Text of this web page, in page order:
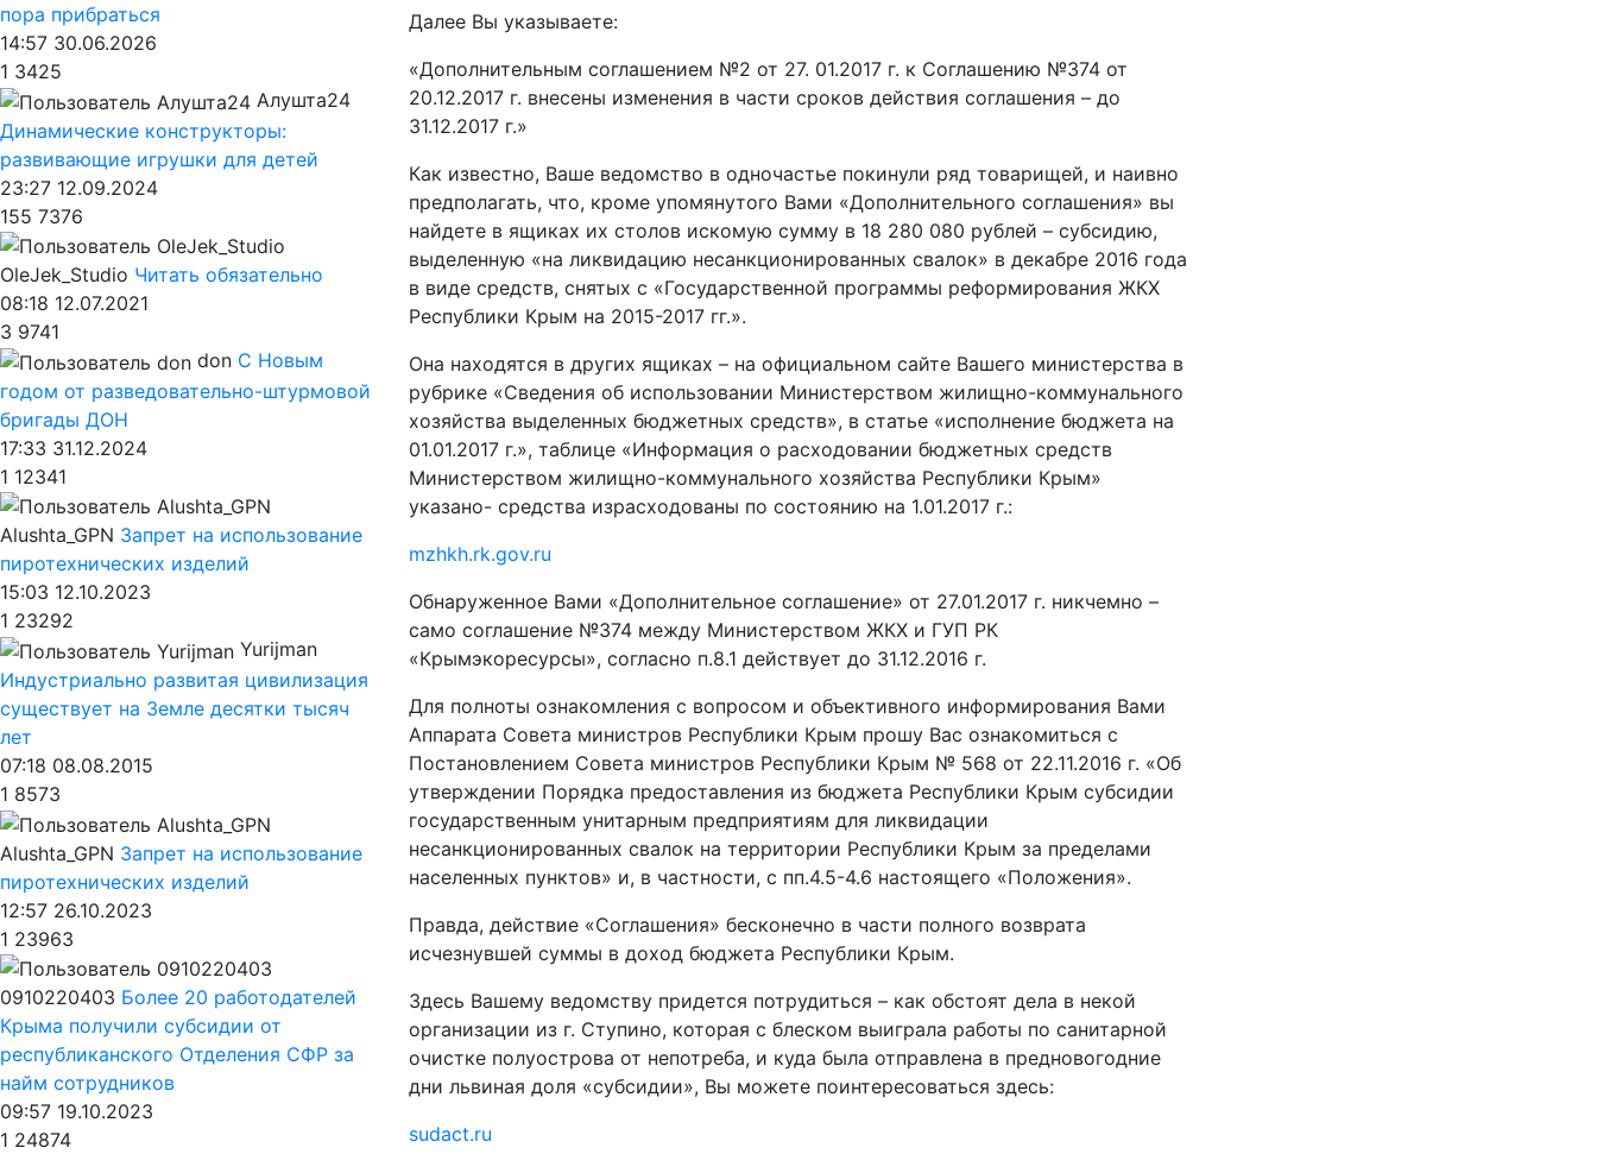
Далее Вы указываете:
«Дополнительным соглашением №2 от 27. 01.2017 г. к Соглашению №374 от
20.12.2017 г. внесены изменения в части сроков действия соглашения – до
31.12.2017 г.»
Как известно, Ваше ведомство в одночастье покинули ряд товарищей, и наивно
предполагать, что, кроме упомянутого Вами «Дополнительного соглашения» вы
найдете в ящиках их столов искомую сумму в 18 280 080 рублей – субсидию,
выделенную «на ликвидацию несанкционированных свалок» в декабре 2016 года
в виде средств, снятых с «Государственной программы реформирования ЖКХ
Республики Крым на 2015-2017 гг.».
Она находятся в других ящиках – на официальном сайте Вашего министерства в
рубрике «Сведения об использовании Министерством жилищно-коммунального
хозяйства выделенных бюджетных средств», в статье «исполнение бюджета на
01.01.2017 г.», таблице «Информация о расходовании бюджетных средств
Министерством жилищно-коммунального хозяйства Республики Крым»
указано- средства израсходованы по состоянию на 1.01.2017 г.:
mzhkh.rk.gov.ru
Обнаруженное Вами «Дополнительное соглашение» от 27.01.2017 г. никчемно –
само соглашение №374 между Министерством ЖКХ и ГУП РК
«Крымэкоресурсы», согласно п.8.1 действует до 31.12.2016 г.
Для полноты ознакомления с вопросом и объективного информирования Вами
Аппарата Совета министров Республики Крым прошу Вас ознакомиться с
Постановлением Совета министров Республики Крым № 568 от 22.11.2016 г. «Об
утверждении Порядка предоставления из бюджета Республики Крым субсидии
государственным унитарным предприятиям для ликвидации
несанкционированных свалок на территории Республики Крым за пределами
населенных пунктов» и, в частности, с пп.4.5-4.6 настоящего «Положения».
Правда, действие «Соглашения» бесконечно в части полного возврата
исчезнувшей суммы в доход бюджета Республики Крым.
Здесь Вашему ведомству придется потрудиться – как обстоят дела в некой
организации из г. Ступино, которая с блеском выиграла работы по санитарной
очистке полуострова от непотреба, и куда была отправлена в предновогодние
дни львиная доля «субсидии», Вы можете поинтересоваться здесь:
sudact.ru
пора прибраться
14:57 30.06.2026
1 3425
Алушта24
Динамические конструкторы:
развивающие игрушки для детей
23:27 12.09.2024
155 7376
OleJek_Studio Читать обязательно
08:18 12.07.2021
3 9741
don С Новым
годом от разведовательно-штурмовой
бригады ДОН
17:33 31.12.2024
1 12341
Alushta_GPN Запрет на использование
пиротехнических изделий
15:03 12.10.2023
1 23292
Yurijman
Индустриально развитая цивилизация
существует на Земле десятки тысяч
лет
07:18 08.08.2015
1 8573
Alushta_GPN Запрет на использование
пиротехнических изделий
12:57 26.10.2023
1 23963
0910220403 Более 20 работодателей
Крыма получили субсидии от
республиканского Отделения СФР за
найм сотрудников
09:57 19.10.2023
1 24874